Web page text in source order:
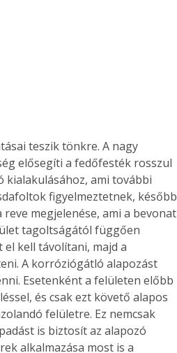
teszik tönkre. A nagy
elősegíti a fedőfesték rosszul
kialakulásához, ami további
figyelmeztetnek, később
megjelenése, ami a bevonat
tagoltságától függően
el kell távolítani, majd a
A korróziógátló alapozást
Esetenként a felületen előbb
és csak ezt követő alapos
felületre. Ez nemcsak
is biztosít az alapozó
alkalmazása most is a